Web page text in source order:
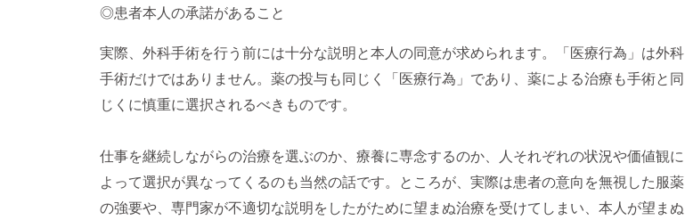
◎患者本人の承諾があること
実際、外科手術を行う前には十分な説明と本人の同意が求められます。「医療行為」は外科
手術だけではありません。薬の投与も同じく「医療行為」であり、薬による治療も手術と同
じくに慎重に選択されるべきものです。
仕事を継続しながらの治療を選ぶのか、療養に専念するのか、人それぞれの状況や価値観に
よって選択が異なってくるのも当然の話です。ところが、実際は患者の意向を無視した服薬
の強要や、専門家が不適切な説明をしたがために望まぬ治療を受けてしまい、本人が望まぬ